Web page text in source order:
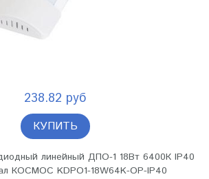
238.82 руб
КУПИТЬ
линейный ДПО-1 18Вт 6400К IP40
КОСМОС KDPO1-18W64K-OP-IP40